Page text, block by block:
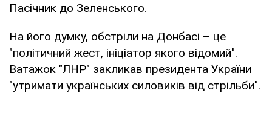
Пасічник до Зеленського.
На його думку, обстріли на Донбасі – це
"політичний жест, ініціатор якого відомий".
Ватажок "ЛНР" закликав президента України
"утримати українських силовиків від стрільби".